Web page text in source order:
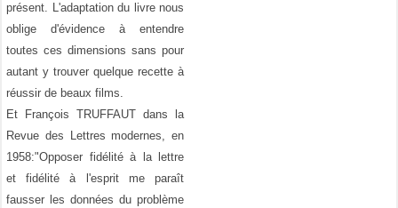
présent. L'adaptation du livre nous
oblige d'évidence à entendre
toutes ces dimensions sans pour
autant y trouver quelque recette à
réussir de beaux films.
Et François TRUFFAUT dans la
Revue des Lettres modernes, en
1958:"Opposer fidélité à la lettre
et fidélité à l'esprit me paraît
fausser les données du problème